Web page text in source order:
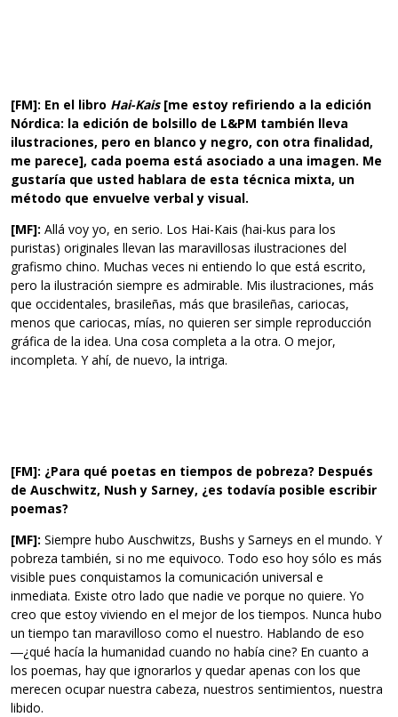
[FM]: En el libro Hai-Kais[me estoy refiriendo a la edición
Nórdica: la edición de bolsillo de L&PM también lleva
ilustraciones, pero en blanco y negro, con otra finalidad,
me parece], cada poema está asociado a una imagen. Me
gustaría que usted hablara de esta técnica mixta, un
método que envuelve verbal y visual.
[MF]: Allá voy yo, en serio. Los Hai-Kais (hai-kus para los
puristas) originales llevan las maravillosas ilustraciones del
grafismo chino. Muchas veces ni entiendo lo que está escrito,
pero la ilustración siempre es admirable. Mis ilustraciones, más
que occidentales, brasileñas, más que brasileñas, cariocas,
menos que cariocas, mías, no quieren ser simple reproducción
gráfica de la idea. Una cosa completa a la otra. O mejor,
incompleta. Y ahí, de nuevo, la intriga.
[FM]: ¿Para qué poetas en tiempos de pobreza? Después
de Auschwitz, Nush y Sarney, ¿es todavía posible escribir
poemas?
[MF]: Siempre hubo Auschwitzs, Bushs y Sarneys en el mundo. Y
pobreza también, si no me equivoco. Todo eso hoy sólo es más
visible pues conquistamos la comunicación universal e
inmediata. Existe otro lado que nadie ve porque no quiere. Yo
creo que estoy viviendo en el mejor de los tiempos. Nunca hubo
un tiempo tan maravilloso como el nuestro. Hablando de eso
―¿qué hacía la humanidad cuando no había cine? En cuanto a
los poemas, hay que ignorarlos y quedar apenas con los que
merecen ocupar nuestra cabeza, nuestros sentimientos, nuestra
libido.